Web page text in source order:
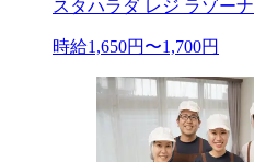
スタハラダ レジ ラゾーナ
時給1,650円〜1,700円